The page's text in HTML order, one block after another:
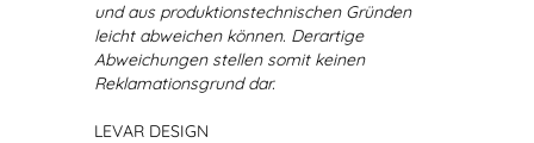
und aus produktionstechnischen Gründen
leicht abweichen können. Derartige
Abweichungen stellen somit keinen
Reklamationsgrund dar.
LEVAR DESIGN